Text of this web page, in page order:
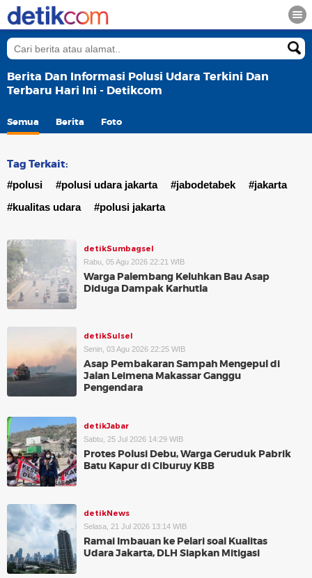
Berita Dan Informasi Polusi Udara Terkini Dan
Terbaru Hari Ini - Detikcom
Semua Berita Foto
Tag Terkait:
#polusi #polusi udara jakarta #jabodetabek
#jakarta
#kualitas udara
#polusi jakarta
detikSumbagsel
Rabu, 05 Agu 2026 22:21 WIB
Warga Palembang Keluhkan Bau Asap
Diduga Dampak Karhutla
detikSulsel
Senin, 03 Agu 2026 22:25 WIB
Asap Pembakaran Sampah Mengepul di
Jalan Leimena Makassar Ganggu
Pengendara
detikJabar
Sabtu, 25 Jul 2026 14:29 WIB
Protes Polusi Debu, Warga Geruduk Pabrik
Batu Kapur di Ciburuy KBB
detikNews
Selasa, 21 Jul 2026 13:14 WIB
Ramai Imbauan ke Pelari soal Kualitas
Udara Jakarta, DLH Siapkan Mitigasi